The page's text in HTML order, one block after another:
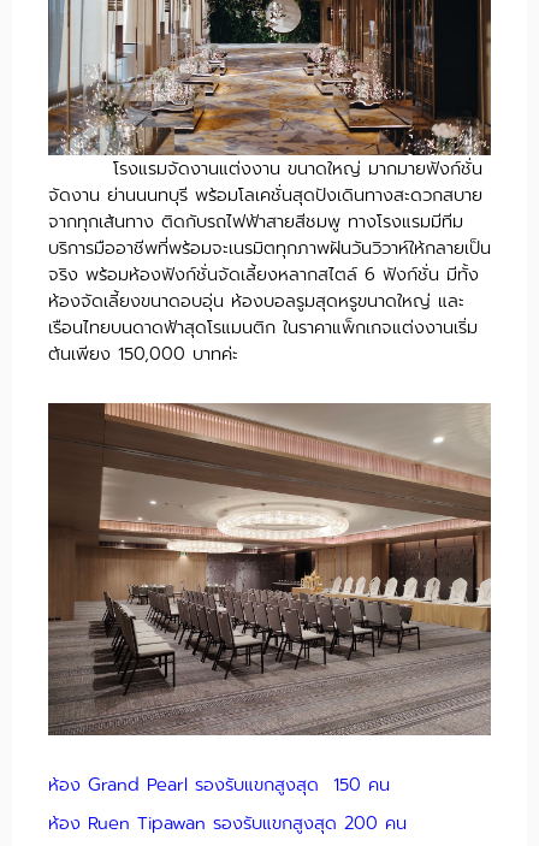
โรงแรมจัดงานแต่งงาน ขนาดใหญ่ มากมายฟังก์ชั่น
จัดงาน ย่านนนทบุรี พร้อมโลเคชั่นสุดปังเดินทางสะดวกสบาย
จากทุกเส้นทาง ติดกับรถไฟฟ้าสายสีชมพู ทางโรงแรมมีทีม
บริการมืออาชีพที่พร้อมจะเนรมิตทุกภาพฝันวันวิวาห์ให้กลายเป็น
จริง พร้อมห้องฟังก์ชั่นจัดเลี้ยงหลากสไตล์ 6 ฟังก์ชั่น มีทั้ง
ห้องจัดเลี้ยงขนาดอบอุ่น ห้องบอลรูมสุดหรูขนาดใหญ่ และ
เรือนไทยบนดาดฟ้าสุดโรแมนติก ในราคาแพ็กเกจแต่งงานเริ่ม
ต้นเพียง 150,000 บาทค่ะ
ห้อง Grand Pearl รองรับแขกสูงสุด 150 คน
ห้อง Ruen Tipawan รองรับแขกสูงสุด 200 คน